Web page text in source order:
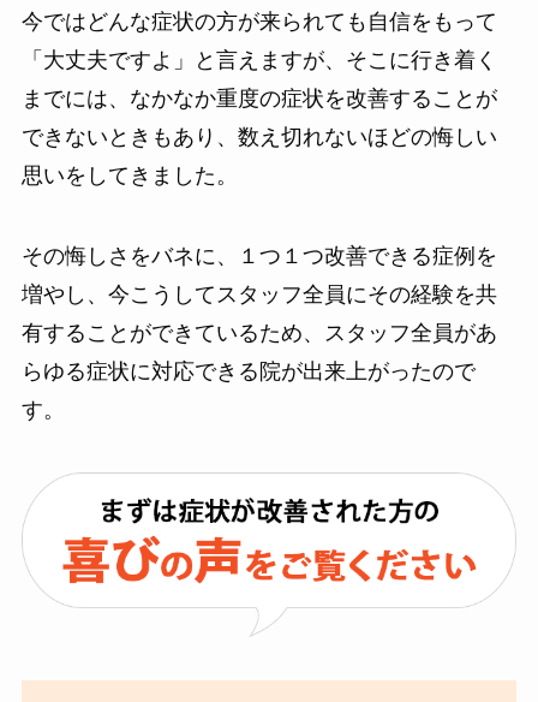
今ではどんな症状の方が来られても自信をもって
「大丈夫ですよ」と言えますが、そこに行き着く
までには、なかなか重度の症状を改善することが
できないときもあり、数え切れないほどの悔しい
思いをしてきました。
その悔しさをバネに、１つ１つ改善できる症例を
増やし、今こうしてスタッフ全員にその経験を共
有することができているため、スタッフ全員があ
らゆる症状に対応できる院が出来上がったので
す。